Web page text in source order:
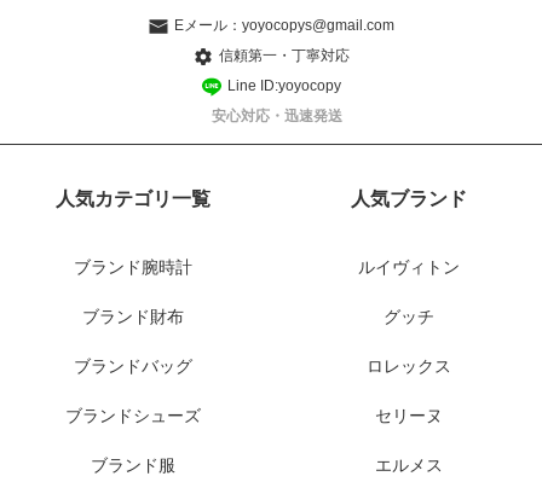
Eメール： yoyocopys@gmail.com
信頼第一・丁寧対応
Line ID:yoyocopy
安心対応・迅速発送
人気カテゴリ一覧
ブランド腕時計
ブランド財布
ブランドバッグ
ブランドシューズ
ブランド服
人気ブランド
ルイヴィトン
グッチ
ロレックス
セリーヌ
エルメス